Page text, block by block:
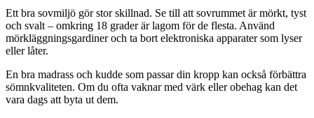
Ett bra sovmiljö gör stor skillnad. Se till att sovrummet är mörkt, tyst
och svalt – omkring 18 grader är lagom för de flesta. Använd
mörkläggningsgardiner och ta bort elektroniska apparater som lyser
eller låter.
En bra madrass och kudde som passar din kropp kan också förbättra
sömnkvaliteten. Om du ofta vaknar med värk eller obehag kan det
vara dags att byta ut dem.